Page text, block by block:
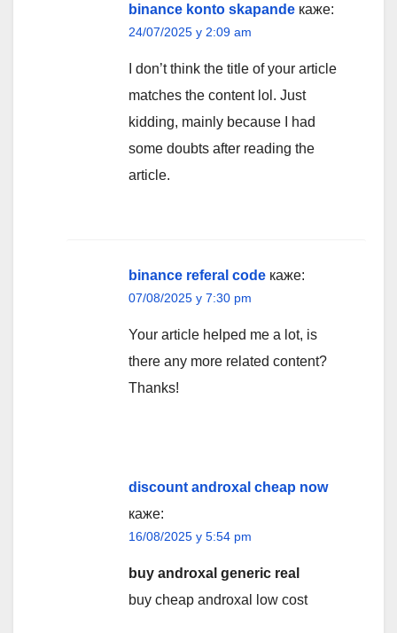
binance konto skapande каже:
24/07/2025 у 2:09 am
I don’t think the title of your article
matches the content lol. Just
kidding, mainly because I had
some doubts after reading the
article.
binance referal code каже:
07/08/2025 у 7:30 pm
Your article helped me a lot, is
there any more related content?
Thanks!
discount androxal cheap now
каже:
16/08/2025 у 5:54 pm
buy androxal generic real
buy cheap androxal low cost